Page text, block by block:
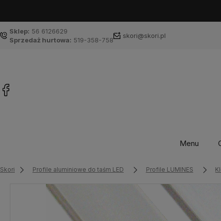
Sklep: 56 6126629
Sprzedaż hurtowa: 519-358-758
skori@skori.pl
Menu
Skori Profile aluminiowe do taśm LED Profile LUMINES